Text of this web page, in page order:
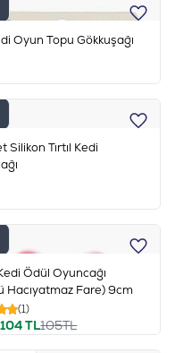
Oyun Topu Gökkuşağı
Silikon Tırtıl Kedi
Ödül Oyuncağı
Hacıyatmaz Fare) 9cm
(1)
104TL105TL